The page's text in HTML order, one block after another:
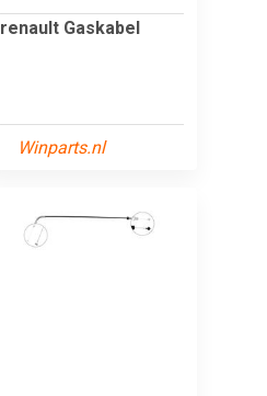
renault Gaskabel
Winparts.nl